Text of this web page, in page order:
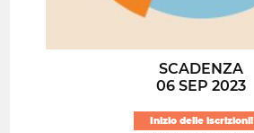
SCADENZA
06 SEP 2023
Inizio delle iscrizioni!